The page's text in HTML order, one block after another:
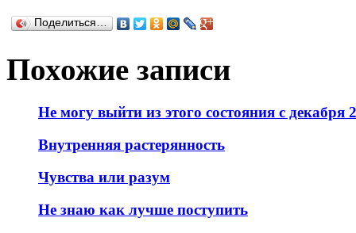
Поделиться…
Похожие записи
Не могу выйти из этого состояния с декабря
Внутренняя растерянность
Чувства или разум
Не знаю как лучше поступить